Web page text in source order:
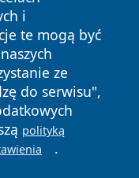
i
te mogą być
ze
do serwisu",
polityką
.
Polityka
Cookies